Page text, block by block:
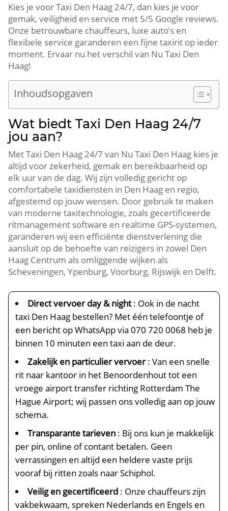
Kies je voor Taxi Den Haag 24/7, dan kies je voor
gemak, veiligheid en service met 5/5 Google reviews.
Onze betrouwbare chauffeurs, luxe auto’s en
flexibele service garanderen een fijne taxirit op ieder
moment. Ervaar nu het verschil van Nu Taxi Den
Haag!
Inhoudsopgaven
Wat biedt Taxi Den Haag 24/7
jou aan?
Met Taxi Den Haag 24/7 van Nu Taxi Den Haag kies je
altijd voor zekerheid, gemak en bereikbaarheid op
elk uur van de dag. Wij zijn volledig gericht op
comfortabele taxidiensten in Den Haag en regio,
afgestemd op jouw wensen. Door gebruik te maken
van moderne taxitechnologie, zoals gecertificeerde
ritmanagement software en realtime GPS-systemen,
garanderen wij een efficiënte dienstverlening die
aansluit op de behoefte van reizigers in zowel Den
Haag Centrum als omliggende wijken als
Scheveningen, Ypenburg, Voorburg, Rijswijk en Delft.
Direct vervoer day & night: Ook in de nacht
taxi Den Haag bestellen? Met één telefoontje of
een bericht op WhatsApp via 070 720 0068 heb je
binnen 10 minuten een taxi aan de deur.
Zakelijk en particulier vervoer: Van een snelle
rit naar kantoor in het Benoordenhout tot een
vroege airport transfer richting Rotterdam The
Hague Airport; wij passen ons volledig aan op jouw
schema.
Transparante tarieven : Bij ons kun je makkelijk
per pin, online of contant betalen. Geen
verrassingen en altijd een heldere vaste prijs
vooraf bij ritten zoals naar Schiphol.
Veilig en gecertificeerd : Onze chauffeurs zijn
vakbekwaam, spreken Nederlands en Engels en